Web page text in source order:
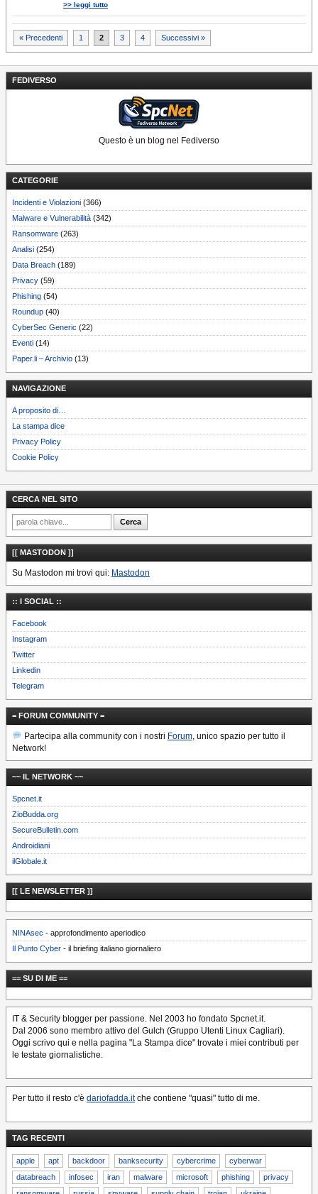
FEDIVERSO
Questo è un blog nel Fediverso
CATEGORIE
Incidenti e Violazioni (366)
Malware e Vulnerabilità (342)
Ransomware (263)
Analisi (254)
Data Breach (189)
Privacy (59)
Phishing (54)
Roundup (40)
CyberSec Generic (22)
Eventi (14)
Paper.li – Archivio (13)
NAVIGAZIONE
A proposito di…
La stampa dice
Privacy Policy
Cookie Policy
>> leggi tutto
Paginazione
degli
articoli
« Precedenti 1 2 3 4 Successivi »
CERCA NEL SITO
[[ MASTODON ]]
Su Mastodon mi trovi qui: Mastodon
:: I SOCIAL ::
Facebook
Instagram
Twitter
Linkedin
Telegram
= FORUM COMMUNITY =
Partecipa alla community con i nostri Forum, unico spazio per tutto il
Network!
~~ IL NETWORK ~~
Spcnet.it
ZioBudda.org
SecureBulletin.com
Androidiani
ilGlobale.it
[[ LE NEWSLETTER ]]
NINAsec - approfondimento aperiodico
Il Punto Cyber - il briefing italiano giornaliero
== SU DI ME ==
IT & Security blogger per passione. Nel 2003 ho fondato Spcnet.it.
Dal 2006 sono membro attivo del Gulch (Gruppo Utenti Linux Cagliari).
Oggi scrivo qui e nella pagina "La Stampa dice" trovate i miei contributi per
le testate giornalistiche.
Per tutto il resto c'è dariofadda.itche contiene "quasi" tutto di me.
TAG RECENTI
apple apt backdoor banksecurity cybercrime
cyberwar
databreach
infosec iran malware microsoft phishing
privacy